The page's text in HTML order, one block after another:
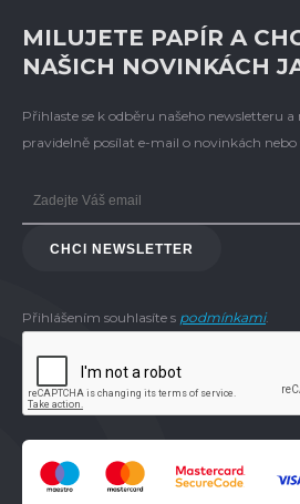
MILUJETE PAPÍR A
NAŠICH NOVINKÁCH
Přihlaste se k odběru našeho newsletteru
pravidelně posílat e-mail o novinkách nebo
CHCI NEWSLETTER
Přihlášením souhlasíte s podmínkami.